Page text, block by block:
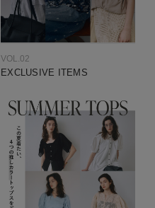
VOL.02
EXCLUSIVE ITEMS